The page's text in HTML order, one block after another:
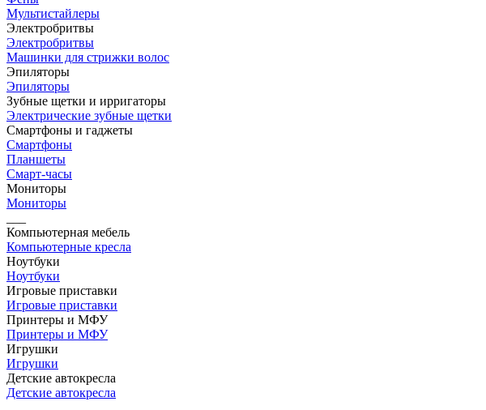
Мультистайлеры
Электробритвы
Электробритвы
Машинки для стрижки волос
Эпиляторы
Эпиляторы
Зубные щетки и ирригаторы
Электрические зубные щетки
Смартфоны и гаджеты
Смартфоны
Планшеты
Смарт-часы
Мониторы
Мониторы
Компьютерная мебель
Компьютерные кресла
Ноутбуки
Ноутбуки
Игровые приставки
Игровые приставки
Принтеры и МФУ
Принтеры и МФУ
Игрушки
Игрушки
Детские автокресла
Детские автокресла